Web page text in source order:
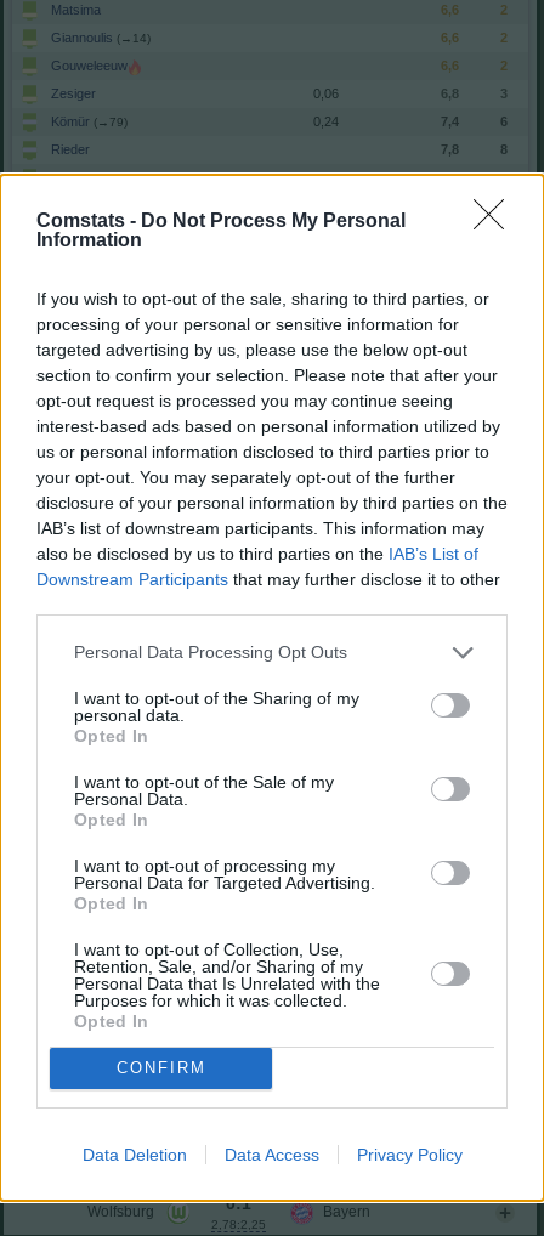
Comstats - Do Not Process My Personal
Information
If you wish to opt-out of the sale, sharing to third parties, or
processing of your personal or sensitive information for
targeted advertising by us, please use the below opt-out
section to confirm your selection. Please note that after your
opt-out request is processed you may continue seeing
interest-based ads based on personal information utilized by
us or personal information disclosed to third parties prior to
your opt-out. You may separately opt-out of the further
disclosure of your personal information by third parties on the
IAB’s list of downstream participants. This information may
also be disclosed by us to third parties on the IAB’s List of
Downstream Participants that may further disclose it to other
Personal Data Processing Opt Outs
I want to opt-out of the Sharing of my
personal data.
Opted In
I want to opt-out of the Sale of my
Personal Data.
Opted In
I want to opt-out of processing my
Personal Data for Targeted Advertising.
Opted In
I want to opt-out of Collection, Use,
Retention, Sale, and/or Sharing of my
Personal Data that Is Unrelated with the
Purposes for which it was collected.
Opted In
CONFIRM
Data Deletion Data Access Privacy Policy
Matsima
6,6
2
Giannoulis (→14) 6,6
2
Gouweleeuw
6,6
2
Zesiger
0,06 6,8
3
Kömür (→79) 0,24 7,4
6
Rieder
7,8
8
Kade
0,30 7,1
5
1
Gregoritsch(→79) 17
Fellhauer
(←14) 0,35 7,0
Massengo(←62) 6,3
Keitel(←62) 6,5
Claude-Maurice(←79) 6,4
Ribeiro (←79) 6,6
Gesamtpunkte
65
Reservebank
xG Tore
Note
Nicolas
7,7
Scally
5,9
Chiarodia(→58) 6,3
1
0,03
Sander
0,08 6,7
Y. Engelhardt
6,3
Mohya
Machino
(→87) 0,23 6,4
Honorat(→46) 6,5
Ullrich(←46) 6,2
Bolin (←58) 0,08 6,5
(←58)
Reyna(←58) 0,27
Sarco(←87) 0,07
Gesamtpunkte
Leipzig
2,22:0,65
1:0
Stuttgart 3:1 Leverkusen
Wolfsburg 0:1
2,78:2,25
Bayern